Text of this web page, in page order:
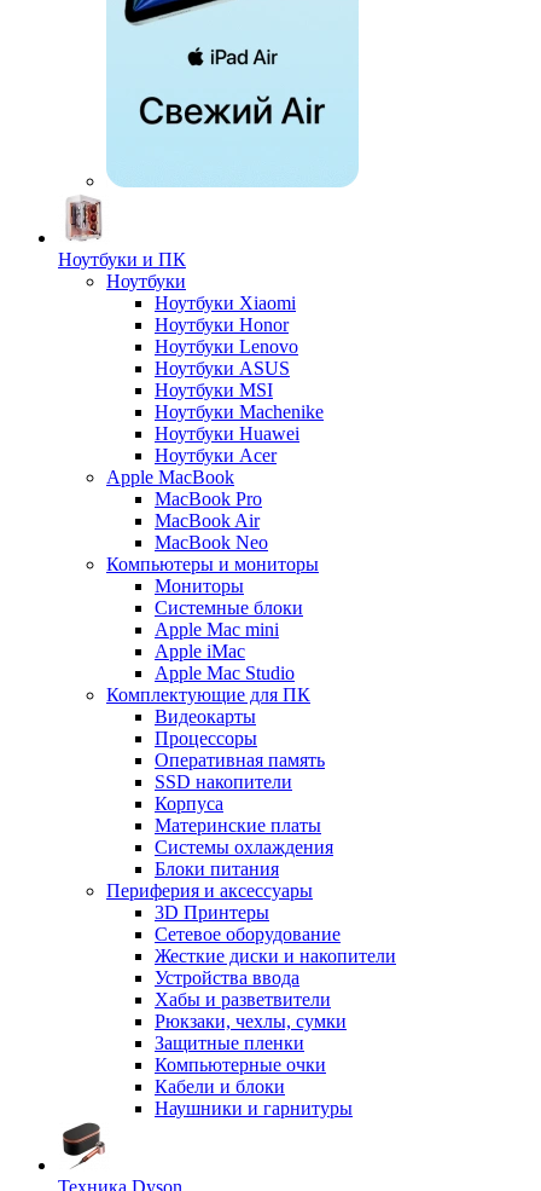
Ноутбуки и ПК
Ноутбуки
Ноутбуки Xiaomi
Ноутбуки Honor
Ноутбуки Lenovo
Ноутбуки ASUS
Ноутбуки MSI
Ноутбуки Machenike
Ноутбуки Huawei
Ноутбуки Acer
Apple MacBook
MacBook Pro
MacBook Air
MacBook Neo
Компьютеры и мониторы
Мониторы
Системные блоки
Apple Mac mini
Apple iMac
Apple Mac Studio
Комплектующие для ПК
Видеокарты
Процессоры
Оперативная память
SSD накопители
Корпуса
Материнские платы
Системы охлаждения
Блоки питания
Периферия и аксессуары
3D Принтеры
Сетевое оборудование
Жесткие диски и накопители
Устройства ввода
Хабы и разветвители
Рюкзаки, чехлы, сумки
Защитные пленки
Компьютерные очки
Кабели и блоки
Наушники и гарнитуры
Техника Dyson